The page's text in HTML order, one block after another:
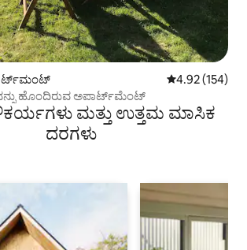
5 ರಲ್ಲಿ 4.92
4.92 (154)
ಹೊಂದಿರುವ ಅಪಾರ್ಟ್‌ಮೆಂಟ್
ಮತ್ತು ಉತ್ತಮ ಮಾಸಿಕ
ದರಗಳು